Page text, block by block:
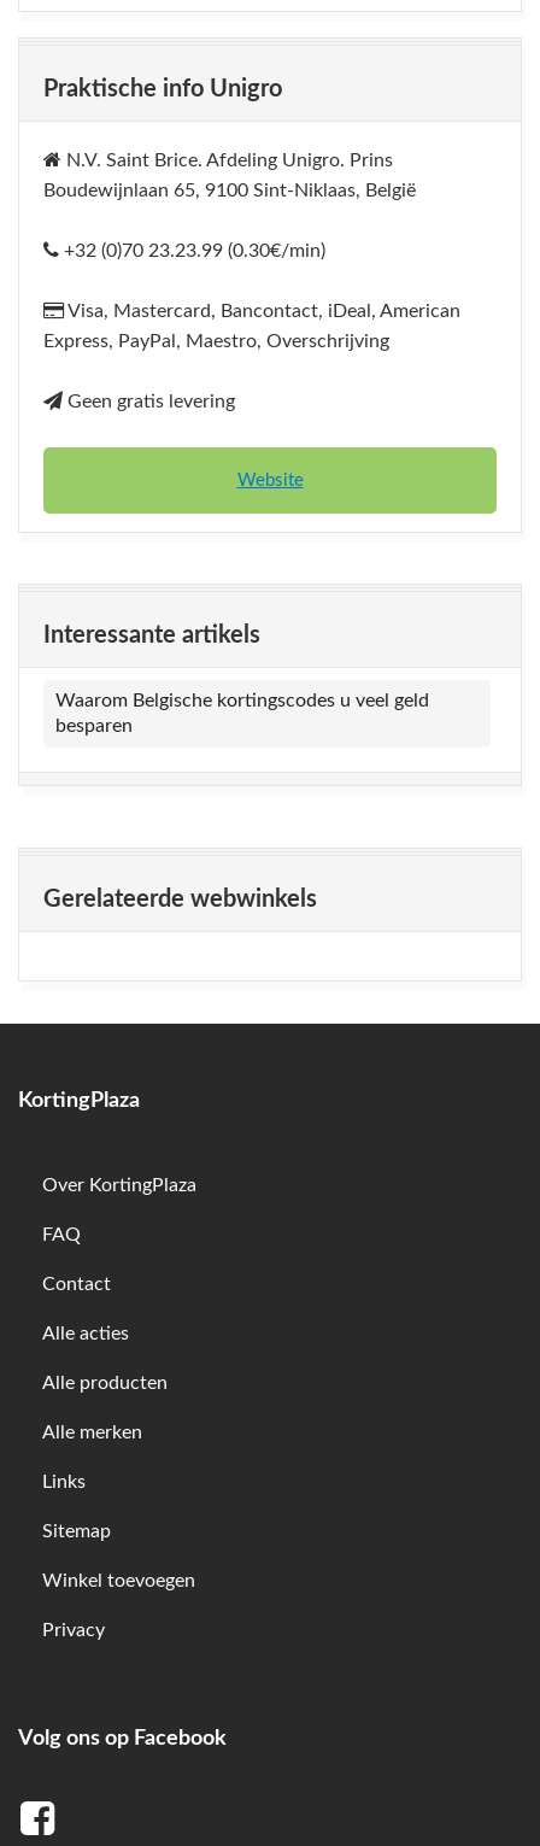
Praktische info Unigro
N.V. Saint Brice. Afdeling Unigro. Prins
Boudewijnlaan 65, 9100 Sint-Niklaas, België
+32 (0)70 23.23.99 (0.30€/min)
Visa, Mastercard, Bancontact, iDeal, American
Express, PayPal, Maestro, Overschrijving
Geen gratis levering
Website
Interessante artikels
Waarom Belgische kortingscodes u veel geld
besparen
Gerelateerde webwinkels
KortingPlaza
Over KortingPlaza
FAQ
Contact
Alle acties
Alle producten
Alle merken
Links
Sitemap
Winkel toevoegen
Privacy
Volg ons op Facebook